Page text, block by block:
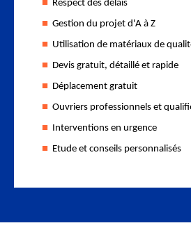
Respect des délais
Gestion du projet d'A à Z
Utilisation de matériaux de
Devis gratuit, détaillé et rapide
Déplacement gratuit
Ouvriers professionnels et
Interventions en urgence
Etude et conseils personnalisés